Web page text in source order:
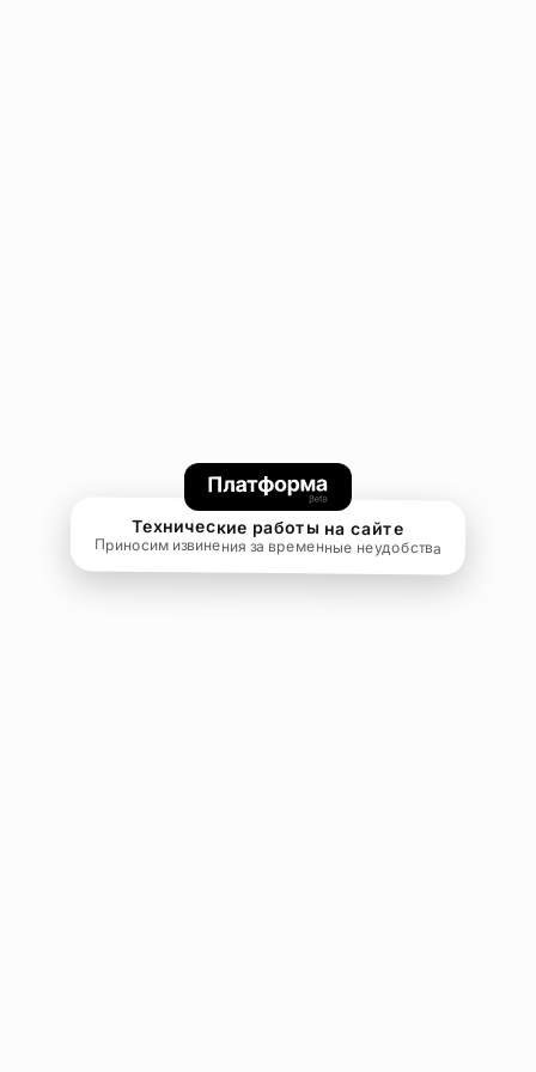
Технические работы на сайте
Приносим извинения за временные неудобства